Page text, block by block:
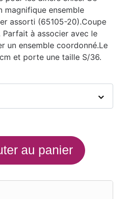
ensemble
assorti (65105-20).Coupe
Parfait à associer avec le
un ensemble coordonné.Le
et porte une taille S/36.
au panier